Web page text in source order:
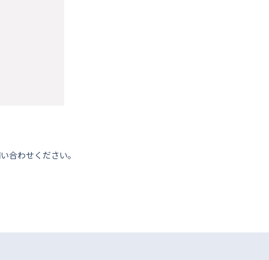
合わせください。